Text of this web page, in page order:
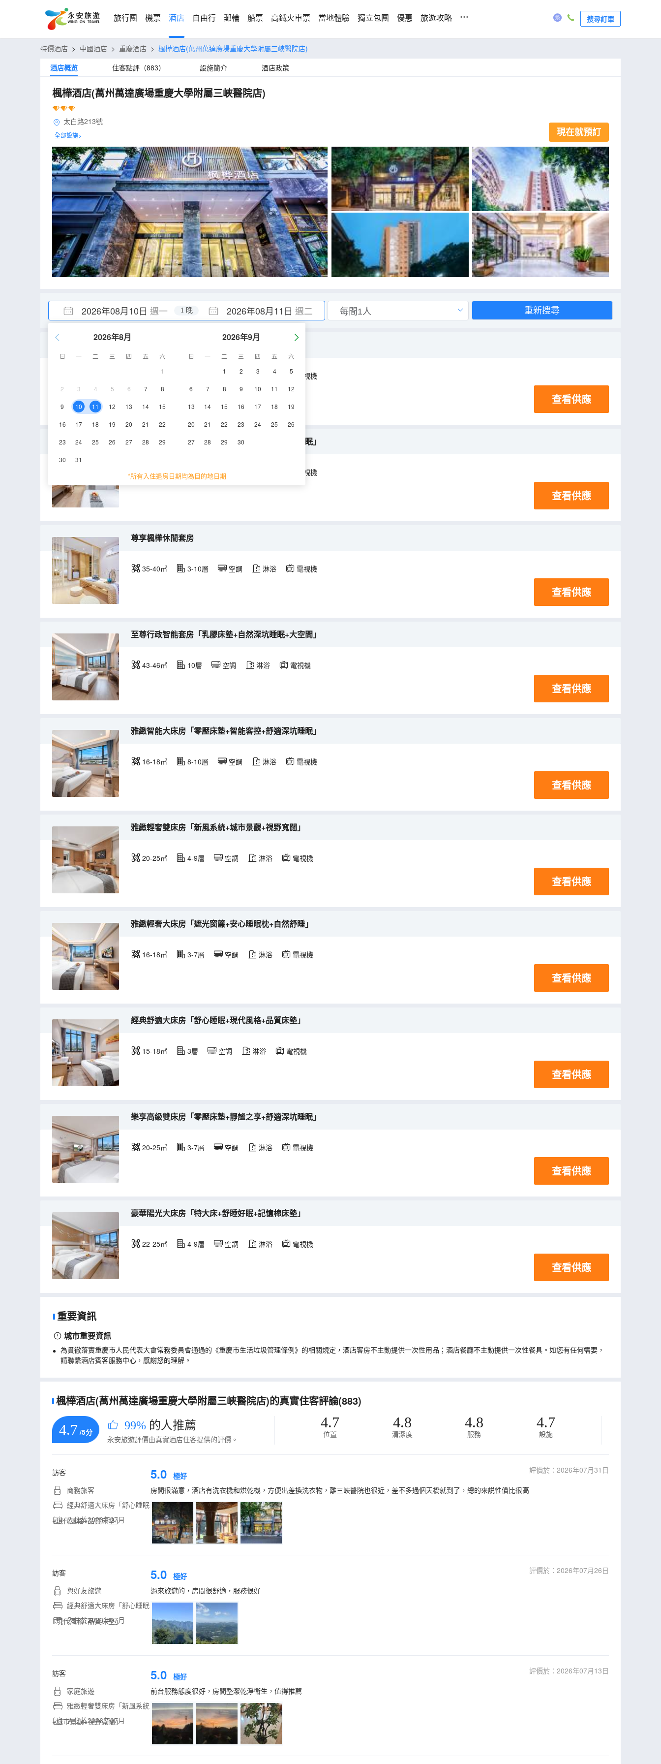
旅行團 機票 酒店 自由行 郵輪 船票 高鐵火車票 當地體驗 獨立包團 優惠 旅遊攻略 ... 搜尋訂單
特價酒店 > 中國酒店 > 重慶酒店 > 楓樺酒店(萬州萬達廣場重慶大學附屬三峽醫院店)
酒店概览
住客點評（883） 設施簡介 酒店政策
楓樺酒店(萬州萬達廣場重慶大學附屬三峽醫院店)
太白路213號
全部設施> 現在就預訂
2026年08月10日 週一 2026年08月11日 週二
1 晚
2026年8月
日 一 二 三 四 五
六
1
2 3 4 5 6 7 8
9 10 11 12 13 14 15
16 17 18 19 20 21 22
23 24 25 26 27 28 29
30 31
2026年9月
日 一 二 三 四 五
六
1
2 3 4 5
6 7 8 9 10 11 12
13 14 15 16 17 18 19
20 21 22 23 24 25 26
27 28 29 30
*所有入住退房日期均為目的地日期
重新搜尋
臻選商務套房「零壓深睡+商務洽談+自然酣睡」
35-40㎡ 空調 淋浴 電視機
查看供應
臻選智能雙床房「零壓床墊+智能客控+舒適深坑睡眠」
20-25㎡ 8-10層 電視機
查看供應
尊享楓樺休閒套房
35-40㎡ 3-10層 空調 淋浴 電視機
查看供應
至尊行政智能套房「乳膠床墊+自然深坑睡眠+大空間」
43-46㎡ 10層 空調 淋浴 電視機
查看供應
雅緻智能大床房「零壓床墊+智能客控+舒適深坑睡眠」
16-18㎡ 8-10層 空調 淋浴 電視機
查看供應
雅緻輕奢雙床房「新風系統+城市景觀+視野寬闊」
20-25㎡ 4-9層 空調 淋浴 電視機
查看供應
雅緻輕奢大床房「遮光窗簾+安心睡眠枕+自然舒睡」
16-18㎡ 3-7層 空調 淋浴 電視機
查看供應
經典舒適大床房「舒心睡眠+現代風格+品質床墊」
15-18㎡ 3層 空調 淋浴 電視機
查看供應
樂享高級雙床房「零壓床墊+靜謐之享+舒適深坑睡眠」
20-25㎡ 3-7層 空調 淋浴 電視機
查看供應
豪華陽光大床房「特大床+舒睡好眠+記憶棉床墊」
22-25㎡ 4-9層 空調 淋浴 電視機
查看供應
重要資訊
城市重要資訊
為貫徹落實重慶市人民代表大會常務委員會通過的《重慶市生活垃圾管理條例》的相關規定，酒店客房不主動提供一次性用品；酒店餐廳不主動提供一次性餐具。如您有任何需要，
請聯繫酒店賓客服務中心，感謝您的理解。
楓樺酒店(萬州萬達廣場重慶大學附屬三峽醫院店)的真實住客評論(883)
4.7 /5分 99% 的人推薦
永安旅遊評價由真實酒店住客提供的評價。
4.7
位置
4.8
清潔度
4.8
服務
4.7
設施
訪客
商務旅客
經典舒適大床房「舒心睡眠
+現代風格+品質床墊」
入住於2026年07月
5.0 極好
評價於：2026年07月31日
房間很滿意，酒店有洗衣機和烘乾機，方便出差換洗衣物，離三峽醫院也很近，差不多過個天橋就到了，總的來説性價比很高
訪客
與好友旅遊
經典舒適大床房「舒心睡眠
+現代風格+品質床墊」
入住於2026年07月
5.0 極好
評價於：2026年07月26日
過來旅遊的，房間很舒適，服務很好
訪客
家庭旅遊
雅緻輕奢雙床房「新風系統
+城市景觀+視野寬闊」
入住於2026年07月
5.0 極好
評價於：2026年07月13日
前台服務態度很好，房間整潔乾淨衞生，值得推薦